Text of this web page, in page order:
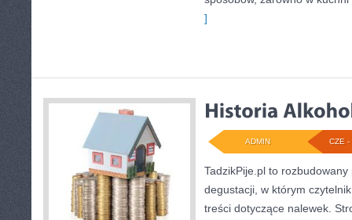
]
CZE -
ADMIN
TadzikPije.pl to
degustacji, w którym
treści dotyczące nalewek.